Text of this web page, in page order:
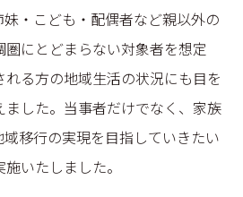
・こども・配偶者など親以外の
にとどまらない対象者を想定
れる方の地域生活の状況にも目を
ました。当事者だけでなく、家族
移行の実現を目指していきたい
いたしました。